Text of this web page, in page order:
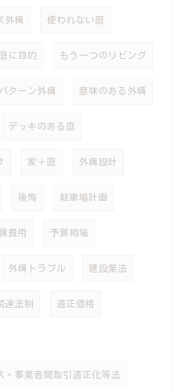
外構 使われない庭
庭に目的 もう一つのリビング
パターン外構 意味のある外構
デッキのある庭
家＋庭 外構設計
後悔 駐車場計画
費用 予算相場
外構トラブル 建設業法
連法制 適正価格
・事業者間取引適正化等法